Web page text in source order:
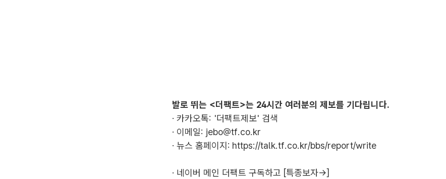
발로 뛰는 <더팩트>는 24시간 여러분의 제보를 기다립니다.
· 카카오톡: '더팩트제보' 검색
· 이메일: jebo@tf.co.kr
· 뉴스 홈페이지: https://talk.tf.co.kr/bbs/report/write
· 네이버 메인 더팩트 구독하고 [특종보자→]